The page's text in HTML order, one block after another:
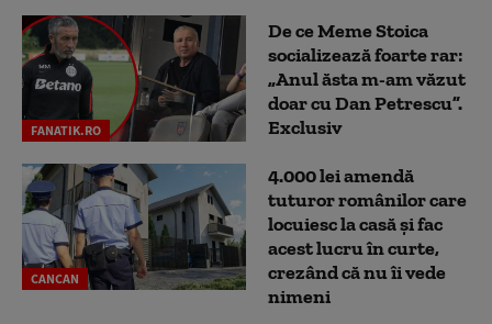
FANATIK.RO
De ce Meme Stoica
socializează foarte rar:
„Anul ăsta m-am văzut
doar cu Dan Petrescu”.
Exclusiv
CANCAN
4.000 lei amendă
tuturor românilor care
locuiesc la casă și fac
acest lucru în curte,
crezând că nu îi vede
nimeni